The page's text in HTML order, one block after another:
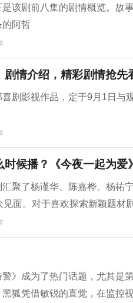
该剧前八集的剧情概览。故
阿哲
情介绍，精彩剧情抢先
喜剧影视作品，定于9月1日
候播？《今夜一起为爱
汇聚了杨谨华、陈嘉桦、杨
面。对于喜欢探索新颖题材
》成为了热门话题，尤其是
狐凭借敏锐的直觉，在监控